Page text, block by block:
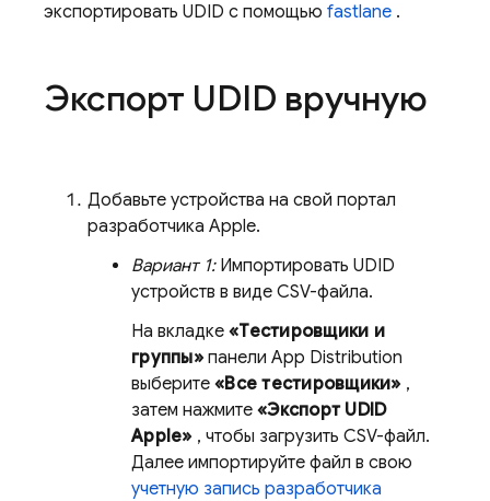
экспортировать UDID с помощью fastlane .
Экспорт UDID вручную
Добавьте устройства на свой портал
разработчика Apple.
Вариант 1:Импортировать UDID
устройств в виде CSV-файла.
На вкладке «Тестировщики и
группы»панели App Distribution
выберите «Все тестировщики» ,
затем нажмите «Экспорт UDID
Apple» , чтобы загрузить CSV-файл.
Далее импортируйте файл в свою
учетную запись разработчика